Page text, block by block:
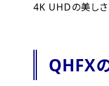
4K UHDの美しさ
QHFX